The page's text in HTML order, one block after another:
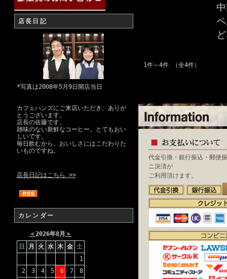
店長日記
*写真は2008年5月9日開店当日
カフェハンズにご来店いただき、ありが
とうございます。
店長の佐藤です。
雑味のない新鮮なコーヒー。とてもおい
しいです。
毎日飲むから、おいしさにはこだわりた
いものですね。
店長日記はこちら >>
カレンダー
＜2026年8月 ＞
日
月 火 水 木 金 土
1
2
3 4 5 6 7
8
1件～4件 （全4件）
代金引換・銀行振込・郵便
ニ決済が
ご利用頂けます。